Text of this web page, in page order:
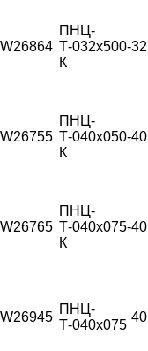
W26864
ПНЦ-
Т-032х500-
К
32
W26755
ПНЦ-
Т-040х050-
К
40
W26765
ПНЦ-
Т-040х075-
К
40
W26945
ПНЦ-
Т-040х075
40